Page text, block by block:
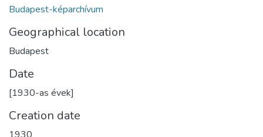
Budapest-képarchívum
Geographical location
Budapest
Date
[1930-as évek]
Creation date
1930